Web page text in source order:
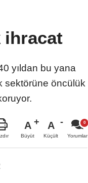
ihracat
yıldan bu yana
sektörüne öncülük
A
Büyüt
A
Küçült Yorumlar